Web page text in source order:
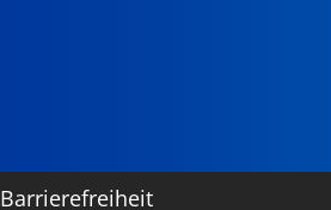
Barrierefreiheit